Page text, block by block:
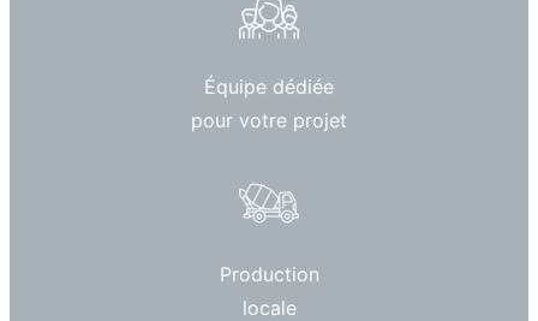
Équipe dédiée
pour votre projet
Production
locale